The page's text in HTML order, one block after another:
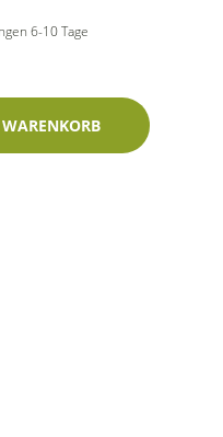
6-10 Tage
Vespa-Bleu 400ml Spies Hecker-